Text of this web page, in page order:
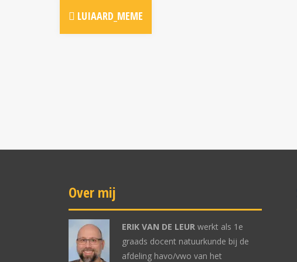
LUIAARD_MEME
Over mij
ERIK VAN DE LEUR werkt als 1e
graads docent natuurkunde bij de
afdeling havo/vwo van het